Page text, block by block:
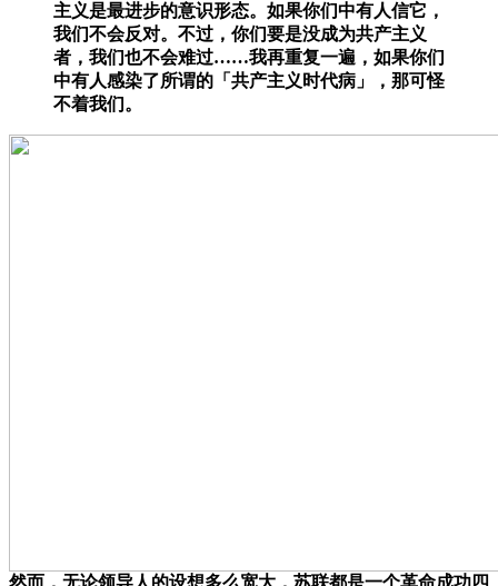
主义是最进步的意识形态。如果你们中有人信它，
我们不会反对。不过，你们要是没成为共产主义
者，我们也不会难过……我再重复一遍，如果你们
中有人感染了所谓的「共产主义时代病」，那可怪
不着我们。